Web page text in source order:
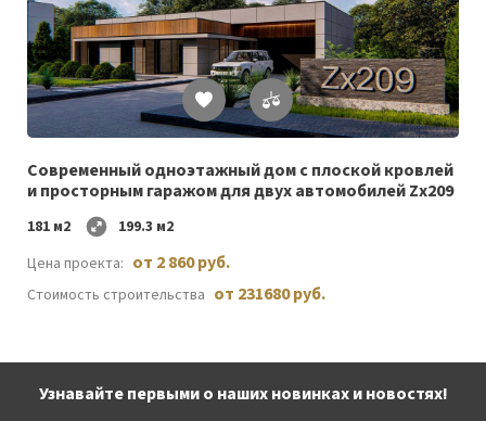
Список
желаемого
Cовременный одноэтажный дом c плоской кровлей
и просторным гаражом для двух автомобилей Zx209
181 м2
199.3 м2
Цена проекта: от 2 860 руб.
Стоимость строительства от 231680 руб.
Узнавайте первыми о наших новинках и новостях!